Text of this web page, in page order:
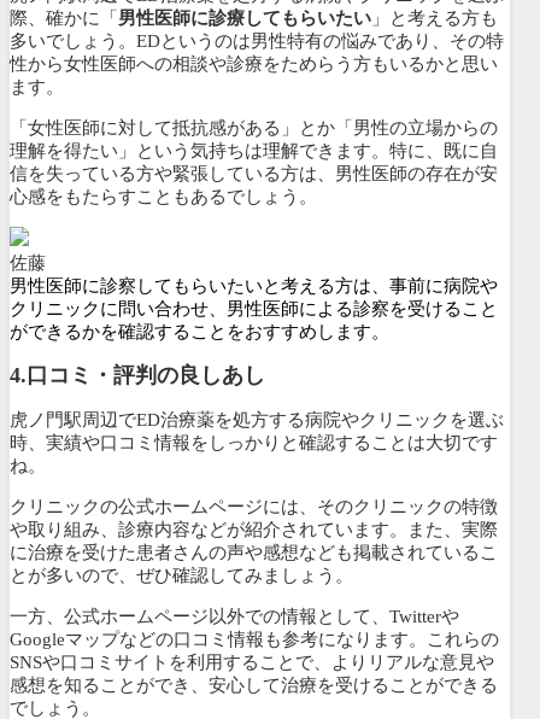
際、確かに「 男性医師に診療してもらいたい 」と考える方も
多いでしょう。EDというのは男性特有の悩みであり、その特
性から女性医師への相談や診療をためらう方もいるかと思い
ます。
「女性医師に対して抵抗感がある」とか「男性の立場からの
理解を得たい」という気持ちは理解できます。特に、既に自
信を失っている方や緊張している方は、男性医師の存在が安
心感をもたらすこともあるでしょう。
佐藤
男性医師に診察してもらいたいと考える方は、事前に病院や
クリニックに問い合わせ、男性医師による診察を受けること
ができるかを確認することをおすすめします。
4.口コミ・評判の良しあし
虎ノ門駅周辺でED治療薬を処方する病院やクリニックを選ぶ
時、実績や口コミ情報をしっかりと確認することは大切です
ね。
クリニックの公式ホームページには、そのクリニックの特徴
や取り組み、診療内容などが紹介されています。また、 実際
に治療を受けた患者さんの声や感想なども掲載されているこ
とが多いので、ぜひ確認してみましょう。
一方、公式ホームページ以外での情報として、Twitterや
Googleマップなどの口コミ情報も参考になります。これらの
SNSや口コミサイトを利用することで、よりリアルな意見や
感想を知ることができ、安心して治療を受けることができる
でしょう。